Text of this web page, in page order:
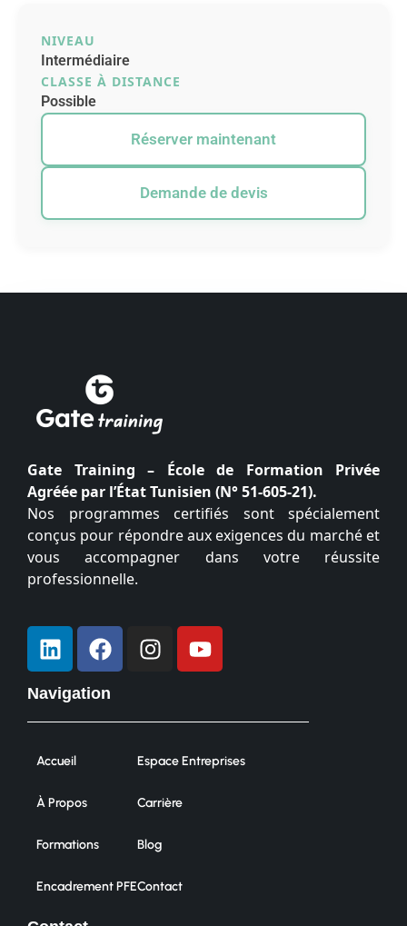
NIVEAU
Intermédiaire
CLASSE À DISTANCE
Possible
Réserver maintenant
Demande de devis
Gate Training – École de Formation Privée
Agréée par l’État Tunisien (N° 51-605-21).
Nos programmes certifiés sont spécialement
conçus pour répondre aux exigences du marché et
vous accompagner dans votre réussite
professionnelle.
Navigation
Accueil
À Propos
Formations
Encadrement PFE
Espace Entreprises
Carrière
Blog
Contact